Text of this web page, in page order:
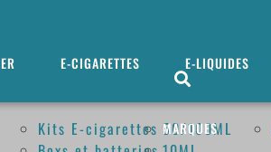
E-CIGARETTES
Kits E-cigarettes
E-LIQUIDES
50/100ML
MARQUES